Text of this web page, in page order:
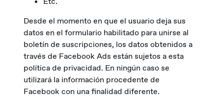
Desde el momento en que el usuario deja sus
datos en el formulario habilitado para unirse al
boletín de suscripciones, los datos obtenidos a
través de Facebook Ads están sujetos a esta
política de privacidad. En ningún caso se
utilizará la información procedente de
Facebook con una finalidad diferente.